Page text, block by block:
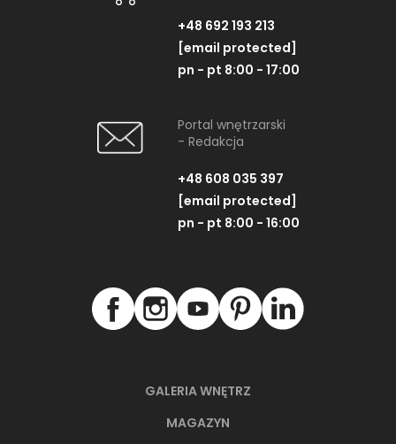
GALERIA WNĘTRZ
MAGAZYN
+48 692 193 213
[email protected]
pn - pt 8:00 - 17:00
Portal wnętrzarski
- Redakcja
+48 608 035 397
[email protected]
pn - pt 8:00 - 16:00